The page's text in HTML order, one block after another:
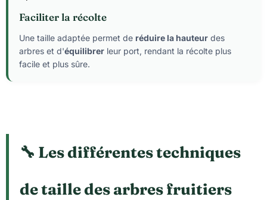
Faciliter la récolte
Une taille adaptée permet de réduire la hauteur des
arbres et d'équilibrer leur port, rendant la récolte plus
facile et plus sûre.
🔧 Les différentes techniques
de taille des arbres fruitiers